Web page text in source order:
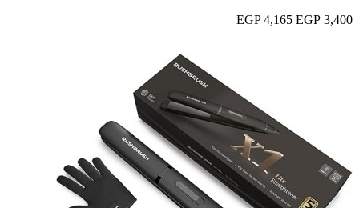
3,400 EGP
4,165 EGP